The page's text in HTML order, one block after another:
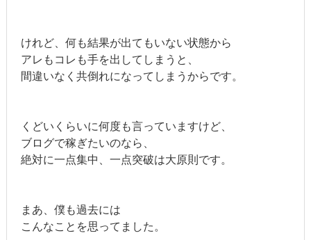
けれど、何も結果が出てもいない状態から
アレもコレも手を出してしまうと、
間違いなく共倒れになってしまうからです。
くどいくらいに何度も言っていますけど、
ブログで稼ぎたいのなら、
絶対に一点集中、一点突破は大原則です。
まあ、僕も過去には
こんなことを思ってました。